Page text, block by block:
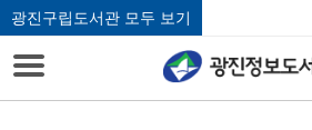
광진구립도서관 모두 보기